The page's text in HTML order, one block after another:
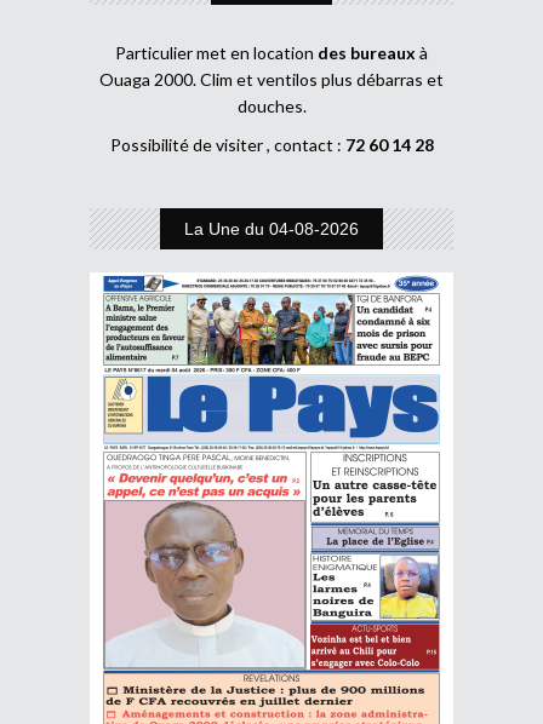
Particulier met en location des bureaux à
Ouaga 2000. Clim et ventilos plus débarras et
douches.
Possibilité de visiter , contact : 72 60 14 28
La Une du 04-08-2026